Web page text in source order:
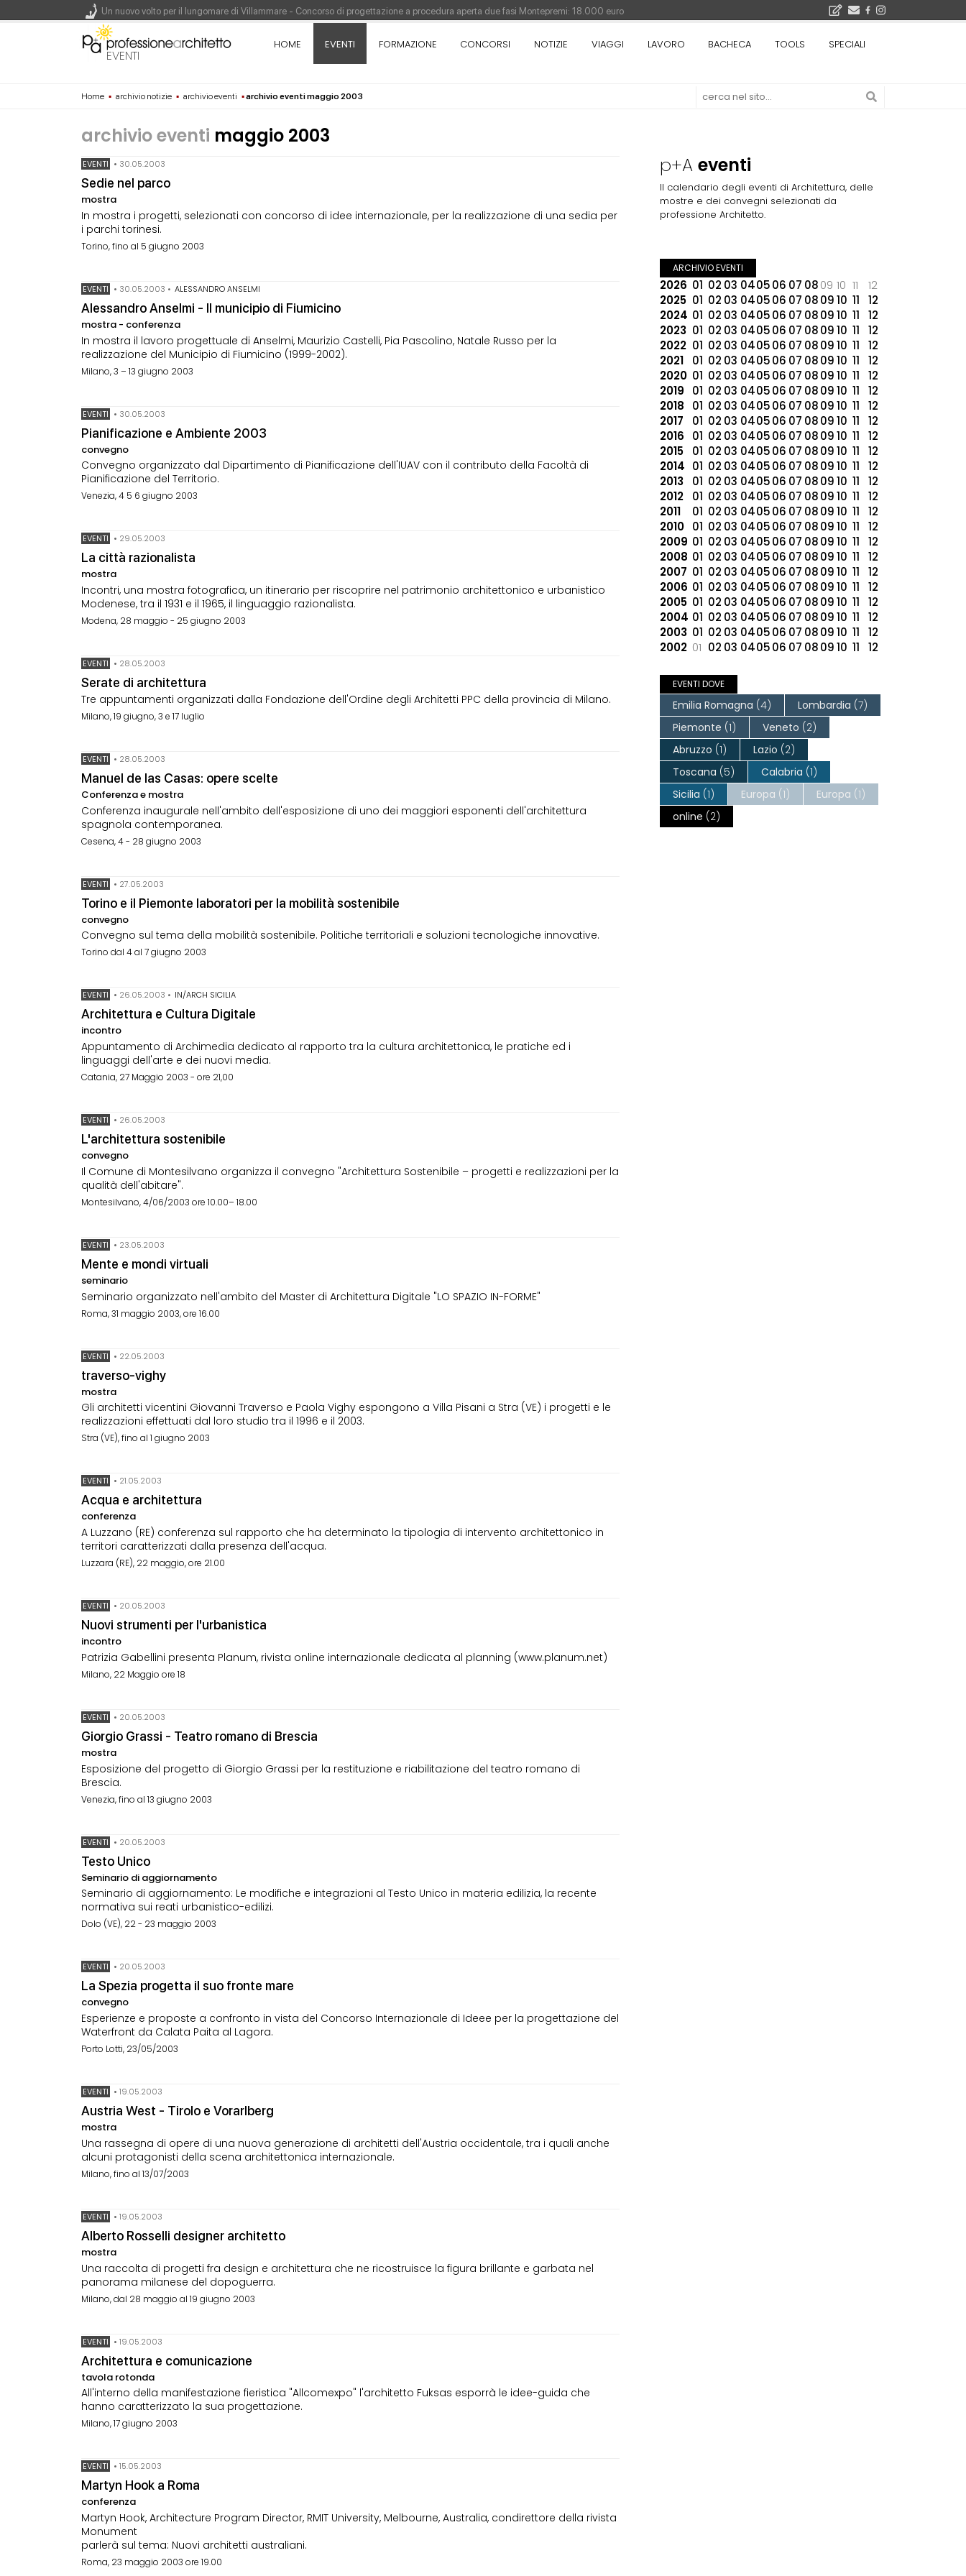
EVENTI
HOME EVENTI FORMAZIONE CONCORSI NOTIZIE VIAGGI LAVORO BACHECA TOOLS SPECIALI
Home ▪ archivio notizie ▪ archivio eventi ▪archivio eventi maggio 2003
archivio eventi maggio 2003
EVENTI • 30.05.2003
Sedie nel parco
mostra
In mostra i progetti, selezionati con concorso di idee internazionale, per la realizzazione di una sedia per
i parchi torinesi.
Torino, fino al 5 giugno 2003
EVENTI • 30.05.2003 • ALESSANDRO ANSELMI
Alessandro Anselmi - Il municipio di Fiumicino
mostra - conferenza
In mostra il lavoro progettuale di Anselmi, Maurizio Castelli, Pia Pascolino, Natale Russo per la
realizzazione del Municipio di Fiumicino (1999-2002).
Milano, 3 – 13 giugno 2003
EVENTI • 30.05.2003
Pianificazione e Ambiente 2003
convegno
Convegno organizzato dal Dipartimento di Pianificazione dell'IUAV con il contributo della Facoltà di
Pianificazione del Territorio.
Venezia, 4 5 6 giugno 2003
EVENTI • 29.05.2003
La città razionalista
mostra
Incontri, una mostra fotografica, un itinerario per riscoprire nel patrimonio architettonico e urbanistico
Modenese, tra il 1931 e il 1965, il linguaggio razionalista.
Modena, 28 maggio - 25 giugno 2003
EVENTI • 28.05.2003
Serate di architettura
Tre appuntamenti organizzati dalla Fondazione dell'Ordine degli Architetti PPC della provincia di Milano.
Milano, 19 giugno, 3 e 17 luglio
EVENTI • 28.05.2003
Manuel de las Casas: opere scelte
Conferenza e mostra
Conferenza inaugurale nell'ambito dell'esposizione di uno dei maggiori esponenti dell'architettura
spagnola contemporanea.
Cesena, 4 - 28 giugno 2003
EVENTI • 27.05.2003
Torino e il Piemonte laboratori per la mobilità sostenibile
convegno
Convegno sul tema della mobilità sostenibile. Politiche territoriali e soluzioni tecnologiche innovative.
Torino dal 4 al 7 giugno 2003
EVENTI • 26.05.2003 • IN/ARCH SICILIA
Architettura e Cultura Digitale
incontro
Appuntamento di Archimedia dedicato al rapporto tra la cultura architettonica, le pratiche ed i
linguaggi dell'arte e dei nuovi media.
Catania, 27 Maggio 2003 - ore 21,00
EVENTI • 26.05.2003
L'architettura sostenibile
convegno
Il Comune di Montesilvano organizza il convegno "Architettura Sostenibile – progetti e realizzazioni per la
qualità dell'abitare".
Montesilvano, 4/06/2003 ore 10.00– 18.00
EVENTI • 23.05.2003
Mente e mondi virtuali
seminario
Seminario organizzato nell'ambito del Master di Architettura Digitale "LO SPAZIO IN-FORME"
Roma, 31 maggio 2003, ore 16.00
EVENTI • 22.05.2003
traverso-vighy
mostra
Gli architetti vicentini Giovanni Traverso e Paola Vighy espongono a Villa Pisani a Stra (VE) i progetti e le
realizzazioni effettuati dal loro studio tra il 1996 e il 2003.
Stra (VE), fino al 1 giugno 2003
EVENTI • 21.05.2003
Acqua e architettura
conferenza
A Luzzano (RE) conferenza sul rapporto che ha determinato la tipologia di intervento architettonico in
territori caratterizzati dalla presenza dell'acqua.
Luzzara (RE), 22 maggio, ore 21.00
EVENTI • 20.05.2003
Nuovi strumenti per l'urbanistica
incontro
Patrizia Gabellini presenta Planum, rivista online internazionale dedicata al planning (www.planum.net)
Milano, 22 Maggio ore 18
EVENTI • 20.05.2003
Giorgio Grassi - Teatro romano di Brescia
mostra
Esposizione del progetto di Giorgio Grassi per la restituzione e riabilitazione del teatro romano di
Brescia.
Venezia, fino al 13 giugno 2003
EVENTI • 20.05.2003
Testo Unico
Seminario di aggiornamento
Seminario di aggiornamento: Le modifiche e integrazioni al Testo Unico in materia edilizia, la recente
normativa sui reati urbanistico-edilizi.
Dolo (VE), 22 - 23 maggio 2003
EVENTI • 20.05.2003
La Spezia progetta il suo fronte mare
convegno
Esperienze e proposte a confronto in vista del Concorso Internazionale di Ideee per la progettazione del
Waterfront da Calata Paita al Lagora.
Porto Lotti, 23/05/2003
EVENTI •19.05.2003
Austria West - Tirolo e Vorarlberg
mostra
Una rassegna di opere di una nuova generazione di architetti dell'Austria occidentale, tra i quali anche
alcuni protagonisti della scena architettonica internazionale.
Milano, fino al 13/07/2003
EVENTI •19.05.2003
Alberto Rosselli designer architetto
mostra
Una raccolta di progetti fra design e architettura che ne ricostruisce la figura brillante e garbata nel
panorama milanese del dopoguerra.
Milano, dal 28 maggio al 19 giugno 2003
EVENTI •19.05.2003
Architettura e comunicazione
tavola rotonda
All'interno della manifestazione fieristica "Allcomexpo" l'architetto Fuksas esporrà le idee-guida che
hanno caratterizzato la sua progettazione.
Milano, 17 giugno 2003
EVENTI •15.05.2003
Martyn Hook a Roma
conferenza
Martyn Hook, Architecture Program Director, RMIT University, Melbourne, Australia, condirettore della rivista
Monument
parlerà sul tema: Nuovi architetti australiani.
Roma, 23 maggio 2003 ore 19.00
p+A eventi
Il calendario degli eventi di Architettura, delle
mostre e dei convegni selezionati da
professione Architetto.
ARCHIVIO EVENTI
2026 01 02 03 040506 07 0809 10 11
12
2025 01 02 03 040506 07 080910 11
12
2024 01 02 03 040506 07 080910 11
12
2023 01 02 03 040506 07 080910 11
12
2022 01 02 03 040506 07 080910 11
12
2021
01 02 03 040506 07 080910 11
12
2020 01 02 03 040506 07 080910 11
12
2019
01 02 03 040506 07 080910 11
12
2018
01 02 03 040506 07 080910 11
12
2017
01 02 03 040506 07 080910 11
12
2016
01 02 03 040506 07 080910 11
12
2015
01 02 03 040506 07 080910 11
12
2014 01 02 03 040506 07 080910 11
12
2013
01 02 03 040506 07 080910 11
12
2012
01 02 03 040506 07 080910 11
12
2011
01 02 03 040506 07 080910 11
12
2010 01 02 03 040506 07 080910 11
12
2009 01 02 03 040506 07 080910 11
12
2008 01 02 03 040506 07 080910 11
12
2007 01 02 03 040506 07 080910 11
12
2006 01 02 03 040506 07 080910 11
12
2005 01 02 03 040506 07 080910 11
12
2004 01 02 03 040506 07 080910 11
12
2003 01 02 03 040506 07 080910 11
12
2002 01 02 03 040506 07 080910 11 12
EVENTI DOVE
Emilia Romagna (4) Lombardia (7)
Piemonte (1) Veneto (2)
Abruzzo (1) Lazio (2)
Toscana (5) Calabria (1)
Sicilia (1) Europa (1) Europa (1)
online (2)
Un nuovo volto per il lungomare di Villammare - Concorso di progettazione a procedura aperta due fasi Montepremi: 18.000 euro
L'obbligo di aggiornamento del Psc non decade se il cantiere è fermo - La pronuncia della Corte di Cassazione